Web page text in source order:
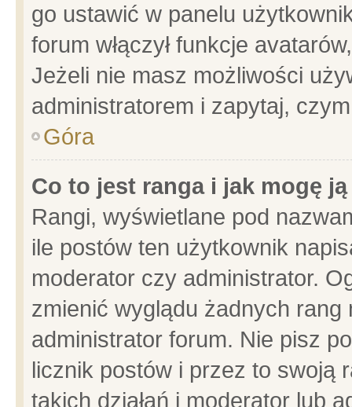
go ustawić w panelu
forum włączył funkcje
Jeżeli nie masz możliwości
administratorem i zapytaj,
Góra
Co to jest ranga i jak mogę
Rangi, wyświetlane pod
ile postów ten użytkownik
moderator czy administrator.
zmienić wyglądu żadnych
administrator forum. Nie pisz
licznik postów i przez to swoją
takich działań i moderator lub